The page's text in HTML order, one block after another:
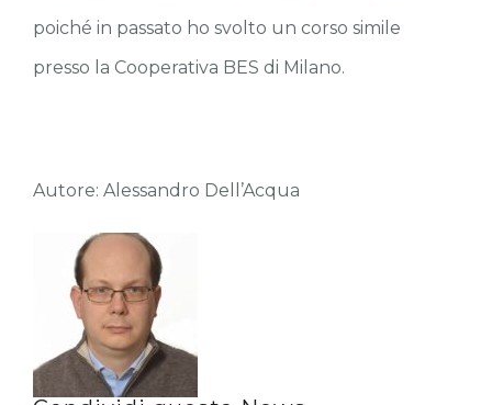
poiché in passato ho svolto un corso simile
presso la Cooperativa BES di Milano.
Autore: Alessandro Dell’Acqua